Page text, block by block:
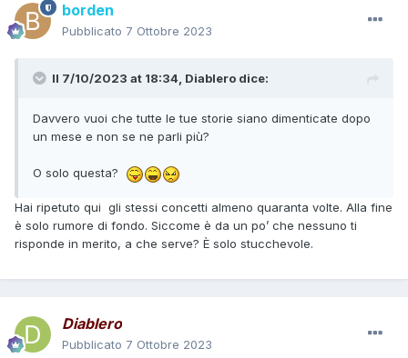
borden
Pubblicato 7 Ottobre 2023
Il 7/10/2023 at 18:34, Diablero dice:
Davvero vuoi che tutte le tue storie siano dimenticate dopo
un mese e non se ne parli più?
O solo questa?
Hai ripetuto qui gli stessi concetti almeno quaranta volte. Alla fine
è solo rumore di fondo. Siccome è da un po’ che nessuno ti
risponde in merito, a che serve? È solo stucchevole.
Diablero
Pubblicato 7 Ottobre 2023